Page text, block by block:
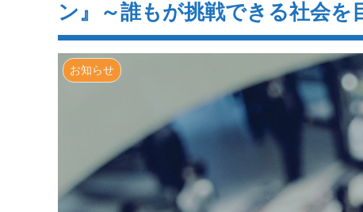
ン』～誰もが挑戦できる社会を
お知らせ